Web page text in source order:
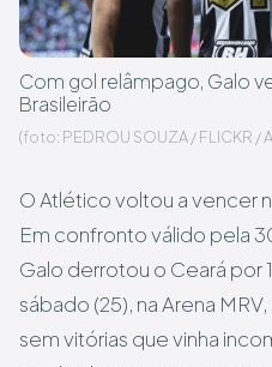
Com gol relâmpago, Galo
Brasileirão
(foto: PEDROU SOUZA / FLICKR /
O Atlético voltou a vencer
Em confronto válido pela
Galo derrotou o Ceará por
sábado (25), na Arena
sem vitórias que vinha